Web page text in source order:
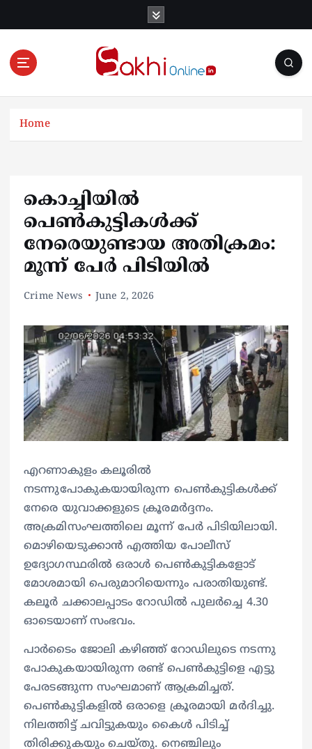
Online News Portal
Home
കൊച്ചിയിൽ
പെൺകുട്ടികൾക്ക്
നേരെയുണ്ടായ അതിക്രമം:
മൂന്ന് പേർ പിടിയിൽ
Crime News June 2, 2026
എറണാകുളം കലൂരിൽ
നടന്നുപോകുകയായിരുന്ന പെൺകുട്ടികൾക്ക്
നേരെ യുവാക്കളുടെ ക്രൂരമർദ്ദനം.
അക്രമിസംഘത്തിലെ മൂന്ന് പേർ പിടിയിലായി.
മൊഴിയെടുക്കാൻ എത്തിയ പോലീസ്
ഉദ്യോഗസ്ഥരിൽ ഒരാൾ പെൺകുട്ടികളോട്
മോശമായി പെരുമാറിയെന്നും പരാതിയുണ്ട്.
കലൂർ ചക്കാലപ്പാടം റോഡിൽ പുലർച്ചെ 4.30
ഓടെയാണ് സംഭവം.
പാർടൈം ജോലി കഴിഞ്ഞ് റോഡിലുടെ നടന്നു
പോകുകയായിരുന്ന രണ്ട് പെൺകുട്ടിളെ എട്ടു
പേരടങ്ങുന്ന സംഘമാണ് ആക്രമിച്ചത്.
പെൺകുട്ടികളിൽ ഒരാളെ ക്രൂരമായി മർദിച്ചു.
നിലത്തിട്ട് ചവിട്ടുകയും കൈൾ പിടിച്ച്
തിരിക്കുകയും ചെയ്തു. നെഞ്ചിലും